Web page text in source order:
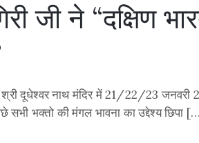
जी ने “दक्षिण
श्री दूधेश्वर नाथ मंदिर में 21/22/23
सभी भक्तो की मंगल भावना का उद्देश्य छिपा